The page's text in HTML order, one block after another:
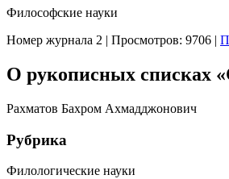
Философские науки
Номер журнала 2 | Просмотров: 9706 |
О рукописных списках
Рахматов Бахром Ахмадджонович
Рубрика
Филологические науки